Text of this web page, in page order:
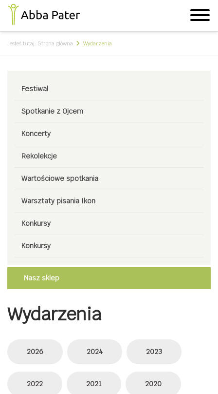
Jesteś tutaj: Strona główna Wydarzenia
Festiwal
Spotkanie z Ojcem
Koncerty
Rekolekcje
Wartościowe spotkania
Warsztaty pisania Ikon
Konkursy
Konkursy
Nasz sklep
Wydarzenia
2026 2024 2023
2022 2021 2020